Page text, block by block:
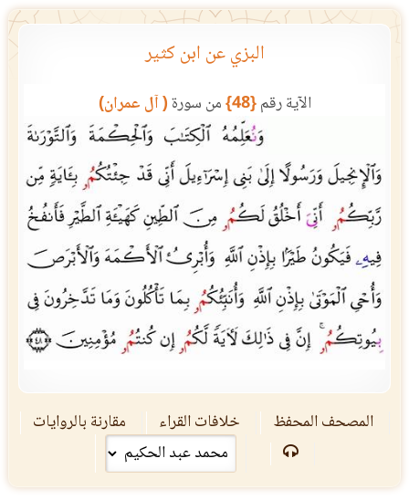
البزي عن ابن كثير
الآية رقم{48} من سورة( آل عمران)
المصحف المحفظ خلافات القراء مقارنة بالروايات